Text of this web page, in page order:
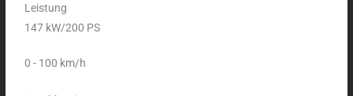
Leistung
147 kW/200 PS
0 - 100 km/h